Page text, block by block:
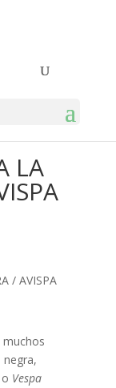
LA
muchos
negra,
Vespa